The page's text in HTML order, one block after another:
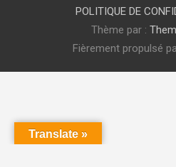
POLITIQUE DE
Thème par :
Fièrement propulsé
Translate »